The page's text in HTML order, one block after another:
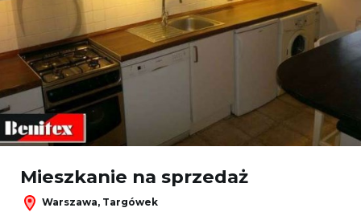
Mieszkanie na sprzedaż
Warszawa, Targówek